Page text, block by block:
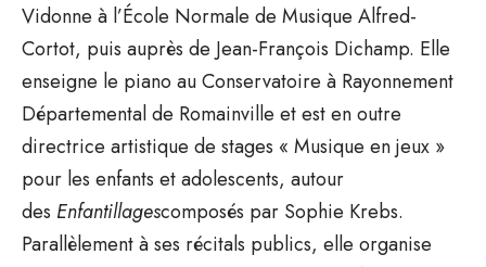
Vidonne à l’École Normale de Musique Alfred-
Cortot, puis auprès de Jean-François Dichamp. Elle
enseigne le piano au Conservatoire à Rayonnement
Départemental de Romainville et est en outre
directrice artistique de stages « Musique en jeux »
pour les enfants et adolescents, autour
des Enfantillagescomposés par Sophie Krebs.
Parallèlement à ses récitals publics, elle organise